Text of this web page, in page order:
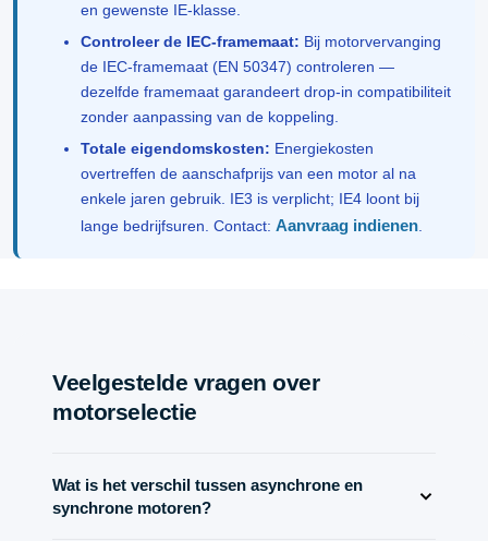
en gewenste IE-klasse.
Controleer de IEC-framemaat: Bij motorvervanging
de IEC-framemaat (EN 50347) controleren —
dezelfde framemaat garandeert drop-in compatibiliteit
zonder aanpassing van de koppeling.
Totale eigendomskosten: Energiekosten
overtreffen de aanschafprijs van een motor al na
enkele jaren gebruik. IE3 is verplicht; IE4 loont bij
lange bedrijfsuren. Contact: Aanvraag indienen
Veelgestelde vragen over
motorselectie
Wat is het verschil tussen asynchrone en
synchrone motoren?